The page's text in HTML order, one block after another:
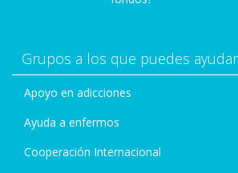
Grupos a los que puedes
Apoyo en adicciones
Ayuda a enfermos
Cooperación Internacional